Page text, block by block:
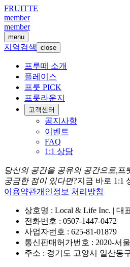
FRUITTE
member
member
menu
지역검색 close
프루떼 소개
플레이스
프룻 PICK
프룻라운지
고객센터
공지사항
이벤트
FAQ
1:1 상담
당신의 공간을 공유의 공간으로, 프
궁금한 점이 있다면?지금 바로 1:1
이용약관개인정보 처리방침
상호명 : Local & Life Inc. | 대
전화번호 : 0507-1447-0472
사업자번호 : 625-81-01879
통신판매허가번호 : 2020-서
주소 : 경기도 고양시 일산동